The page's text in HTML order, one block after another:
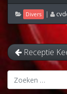
Divers |
Receptie
Zoeken
naar: